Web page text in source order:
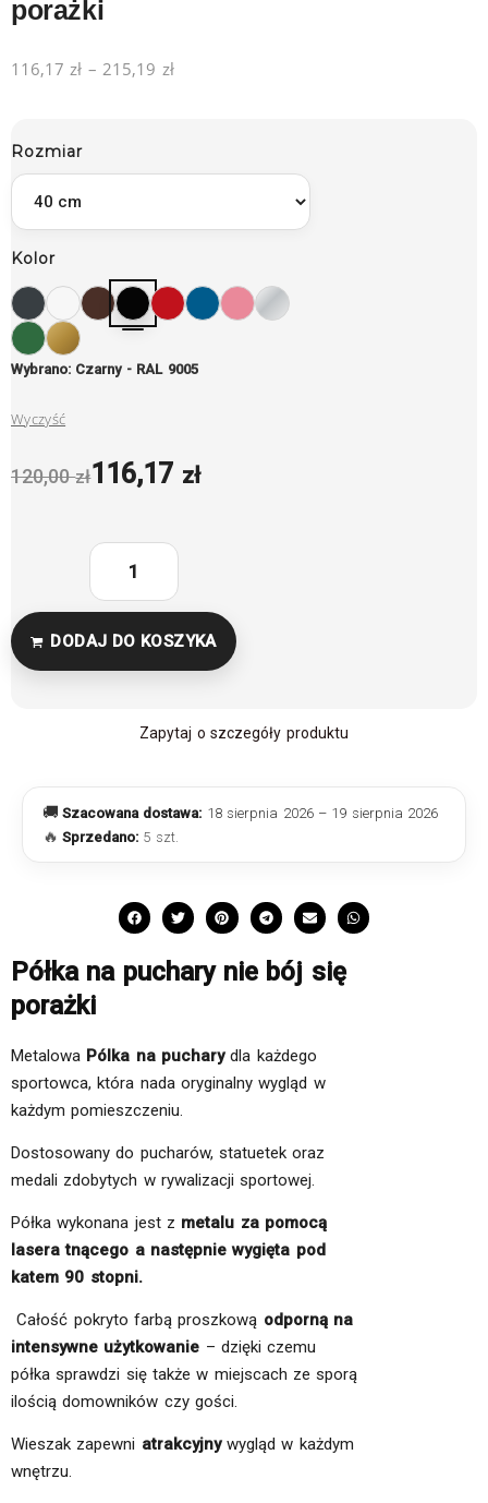
porażki
116,17zł – 215,19 zł
Rozmiar
Kolor
Wybrano: Czarny - RAL 9005
Wyczyść
120,00zł116,17 zł
DODAJ DO KOSZYKA
Zapytaj o szczegóły produktu
🚚 Szacowana dostawa: 18 sierpnia 2026 – 19 sierpnia 2026
🔥 Sprzedano: 5 szt.
Półka na puchary nie bój się
porażki
Metalowa Pólka na pucharydla każdego
sportowca, która nada oryginalny wygląd w
każdym pomieszczeniu.
Dostosowany do pucharów, statuetek oraz
medali zdobytych w rywalizacji sportowej.
Półka wykonana jest z metalu za pomocą
lasera tnącego a następnie wygięta pod
katem 90 stopni.
Całość pokryto farbą proszkową odpornąna
intensywne użytkowanie – dzięki czemu
półka sprawdzi się także w miejscach ze sporą
ilością domowników czy gości.
Wieszak zapewni atrakcyjnywygląd w każdym
wnętrzu.